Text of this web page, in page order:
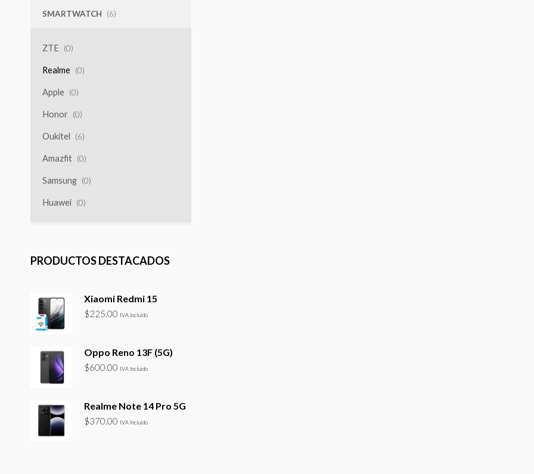
SMARTWATCH (6)
ZTE (0)
Realme (0)
Apple (0)
Honor (0)
Oukitel (6)
Amazfit (0)
Samsung (0)
Huawei (0)
PRODUCTOS DESTACADOS
Xiaomi Redmi 15
$225.00 IVA Incluido
Oppo Reno 13F (5G)
$600.00 IVA Incluido
Realme Note 14 Pro 5G
$370.00 IVA Incluido